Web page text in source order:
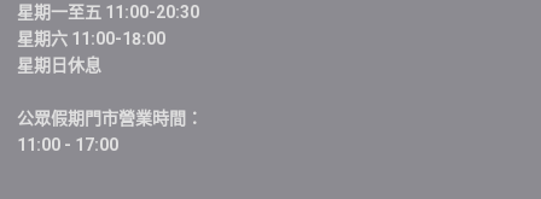
星期一至五 11:00-20:30
星期六 11:00-18:00
星期日休息
公眾假期門市營業時間：
11:00 - 17:00